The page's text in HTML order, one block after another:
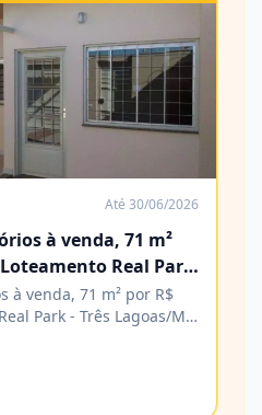
Até 30/06/2026
à venda, 71 m²
Loteamento Real Park
à venda, 71 m² por R$
Park - Três Lagoas/MS